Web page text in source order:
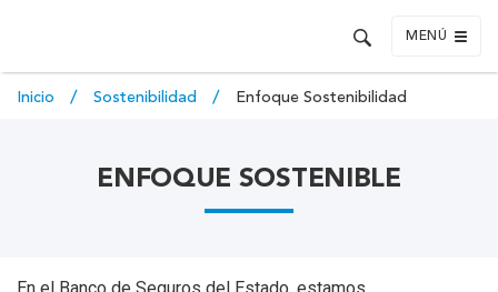
MENÚ
Inicio Sostenibilidad Enfoque Sostenibilidad
ENFOQUE SOSTENIBLE
En el Banco de Seguros del Estado, estamos